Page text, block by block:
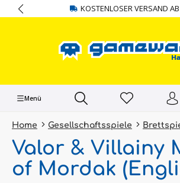
springen KOSTENLOSER VERSAND
Menü
Home Gesellschaftsspiele
Valor & Villainy
of Mordak